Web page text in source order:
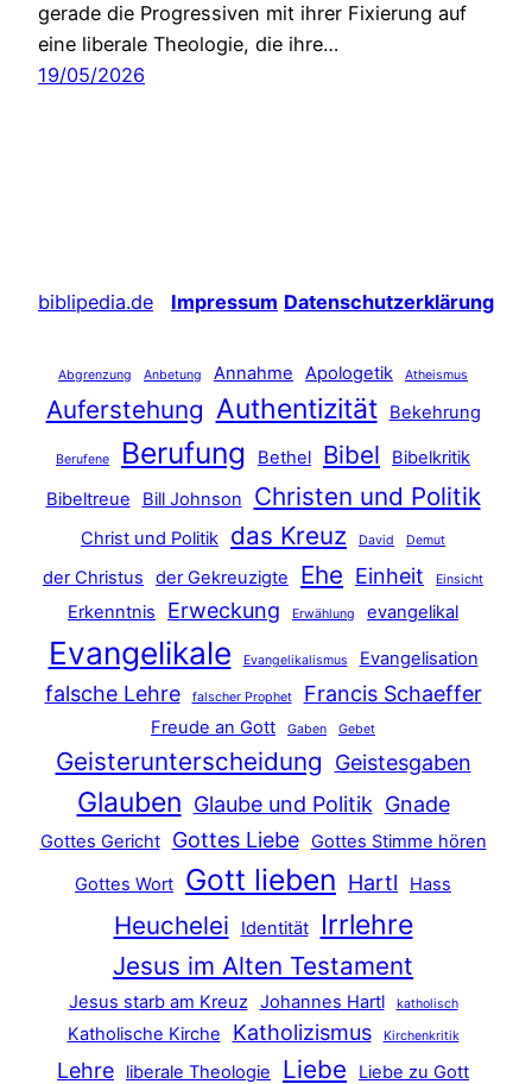
gerade die Progressiven mit ihrer Fixierung auf
eine liberale Theologie, die ihre…
19/05/2026
biblipedia.de Impressum Datenschutzerklärung
Abgrenzung Anbetung Annahme Apologetik Atheismus
Auferstehung Authentizität Bekehrung
Berufene Berufung Bethel Bibel
Bibelkritik
Bibeltreue
Bill Johnson Christen und Politik
Christ und Politik das Kreuz David Demut
der Christus der Gekreuzigte Ehe Einheit Einsicht
Erkenntnis Erweckung Erwählung evangelikal
Evangelikale Evangelikalismus Evangelisation
falsche Lehre falscher Prophet Francis Schaeffer
Freude an Gott Gaben Gebet
Geisterunterscheidung Geistesgaben
Glauben Glaube und Politik Gnade
Gottes Gericht Gottes Liebe Gottes Stimme hören
Gottes Wort
Gott lieben Hartl Hass
Heuchelei Identität Irrlehre
Jesus im Alten Testament
Jesus starb am Kreuz Johannes Hartl katholisch
Katholische Kirche Katholizismus Kirchenkritik
Lehre liberale Theologie Liebe Liebe zu Gott